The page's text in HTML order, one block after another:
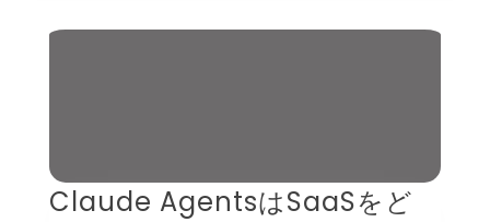
Claude AgentsはSaaSをど